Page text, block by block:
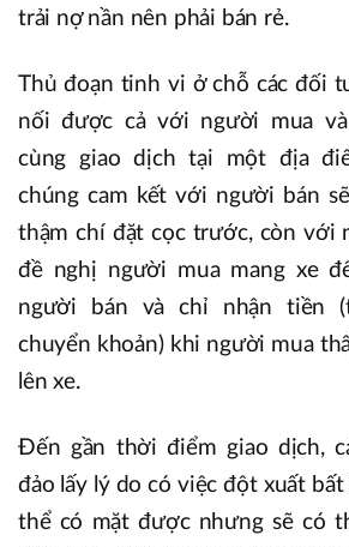
trải nợ nần nên phải bán rẻ.
Thủ đoạn tinh vi ở chỗ các đối
nối được cả với người mua
cùng giao dịch tại một địa
chúng cam kết với người bán
thậm chí đặt cọc trước, còn với
đề nghị người mua mang xe
người bán và chỉ nhận tiền
chuyển khoản) khi người mua
lên xe.
Đến gần thời điểm giao dịch,
đảo lấy lý do có việc đột xuất
thể có mặt được nhưng sẽ có